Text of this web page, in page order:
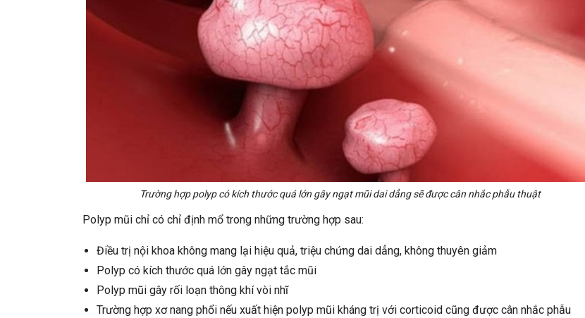
Trường hợp polyp có kích thước quá lớn gây ngạt mũi dai dẳng sẽ được cân nhắc phẫu thuật
Polyp mũi chỉ có chỉ định mổ trong những trường hợp sau:
Điều trị nội khoa không mang lại hiệu quả, triệu chứng dai dẳng, không thuyên giảm
Polyp có kích thước quá lớn gây ngạt tắc mũi
Polyp mũi gây rối loạn thông khí vòi nhĩ
Trường hợp xơ nang phổi nếu xuất hiện polyp mũi kháng trị với corticoid cũng được cân nhắc phẫu